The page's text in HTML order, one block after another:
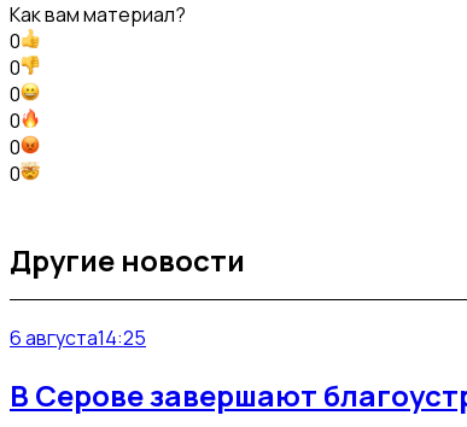
Как вам материал?
0
0
0
0
0
0
Другие новости
6 августа14:25
В Серове завершают